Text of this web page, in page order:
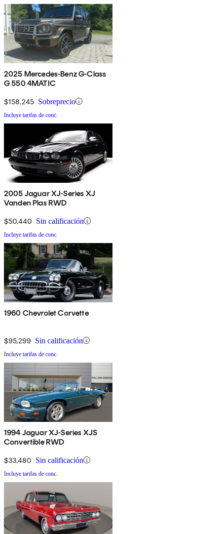
2025 Mercedes-Benz G-Class
G 550 4MATIC
$158,245 Sobreprecio
Incluye tarifas de conc.
2005 Jaguar XJ-Series XJ
Vanden Plas RWD
$50,440 Sin calificación
Incluye tarifas de conc.
1960 Chevrolet Corvette
$95,299 Sin calificación
Incluye tarifas de conc.
1994 Jaguar XJ-Series XJS
Convertible RWD
$33,480 Sin calificación
Incluye tarifas de conc.